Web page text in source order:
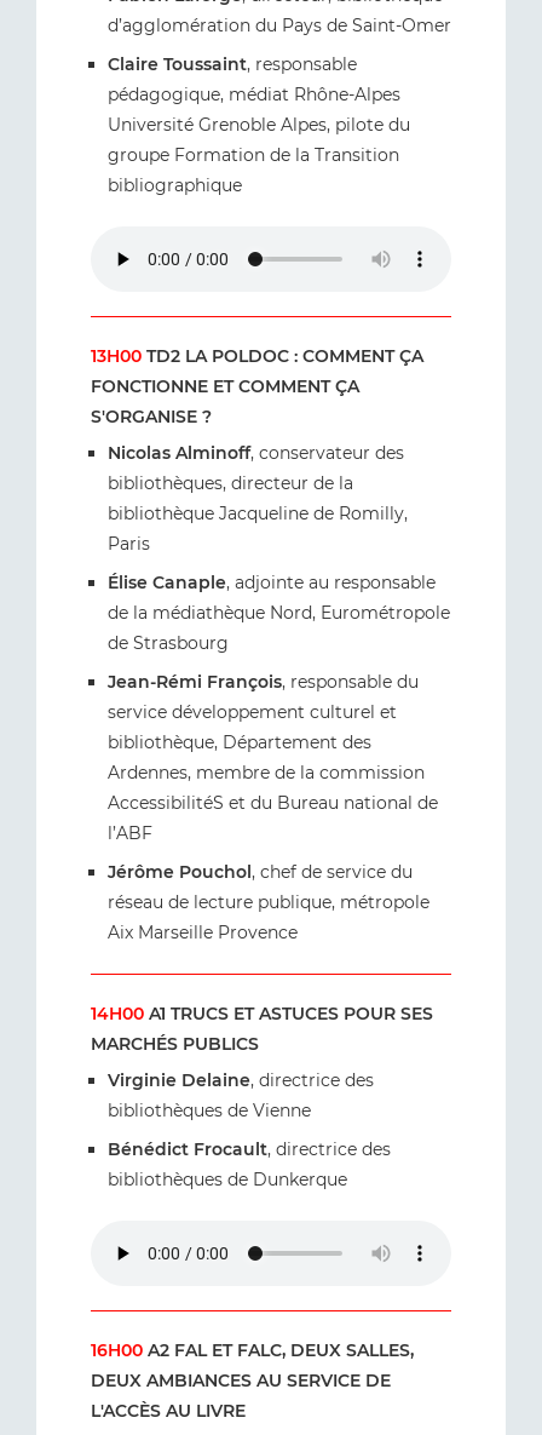
d’agglomération du Pays de Saint-Omer
Claire Toussaint, responsable
pédagogique, médiat Rhône-Alpes
Université Grenoble Alpes, pilote du
groupe Formation de la Transition
bibliographique
13H00 TD2 LA POLDOC : COMMENT ÇA
FONCTIONNE ET COMMENT ÇA
S'ORGANISE ?
Nicolas Alminoff, conservateur des
bibliothèques, directeur de la
bibliothèque Jacqueline de Romilly,
Paris
Élise Canaple, adjointe au responsable
de la médiathèque Nord, Eurométropole
de Strasbourg
Jean-Rémi François, responsable du
service développement culturel et
bibliothèque, Département des
Ardennes, membre de la commission
AccessibilitéS et du Bureau national de
l’ABF
Jérôme Pouchol, chef de service du
réseau de lecture publique, métropole
Aix Marseille Provence
14H00 A1 TRUCS ET ASTUCES POUR SES
MARCHÉS PUBLICS
Virginie Delaine, directrice des
bibliothèques de Vienne
Bénédict Frocault, directrice des
bibliothèques de Dunkerque
16H00 A2 FAL ET FALC, DEUX SALLES,
DEUX AMBIANCES AU SERVICE DE
L'ACCÈS AU LIVRE